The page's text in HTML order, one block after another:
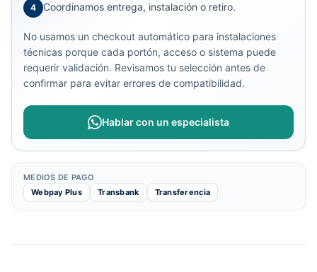
4 Coordinamos entrega, instalación o retiro.
No usamos un checkout automático para instalaciones
técnicas porque cada portón, acceso o sistema puede
requerir validación. Revisamos tu selección antes de
confirmar para evitar errores de compatibilidad.
Hablar con un especialista
MEDIOS DE PAGO
Webpay Plus
Transbank Transferencia